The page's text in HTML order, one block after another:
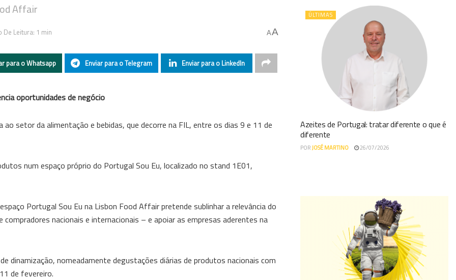
Affair
De Leitura: 1 min AA
para o Whatsapp Enviar para o Telegram Enviar para o LinkedIn
oportunidades de negócio
setor da alimentação e bebidas, que decorre na FIL, entre os dias 9 e 11 de
num espaço próprio do Portugal Sou Eu, localizado no stand 1E01,
Portugal Sou Eu na Lisbon Food Affair pretende sublinhar a relevância do
nacionais e internacionais – e apoiar as empresas aderentes na
dinamização, nomeadamente degustações diárias de produtos nacionais com
de fevereiro.
ÚLTIMAS
Azeites de Portugal: tratar diferente o que é
diferente
PORJOSÉ MARTINO 26/07/2026